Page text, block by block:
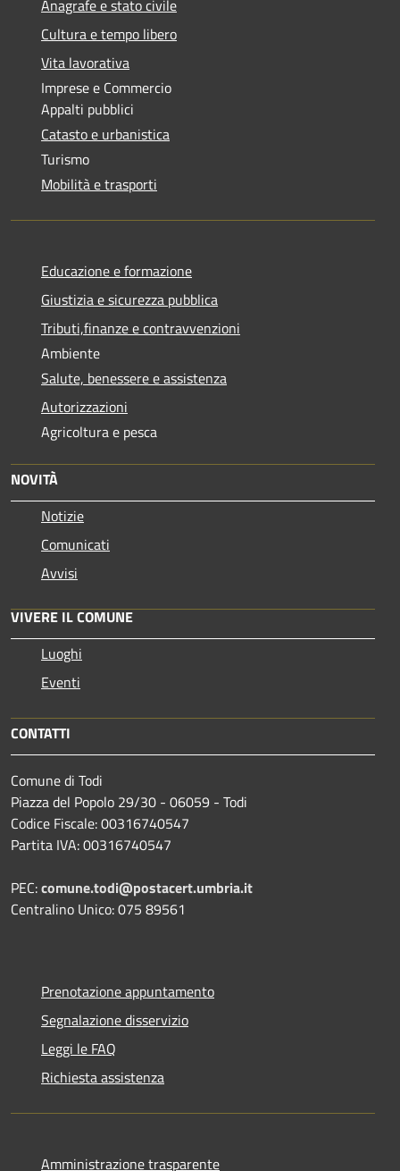
Anagrafe e stato civile
Cultura e tempo libero
Vita lavorativa
Imprese e Commercio
Appalti pubblici
Catasto e urbanistica
Turismo
Mobilità e trasporti
Educazione e formazione
Giustizia e sicurezza pubblica
Tributi,finanze e contravvenzioni
Ambiente
Salute, benessere e assistenza
Autorizzazioni
Agricoltura e pesca
NOVITÀ
Notizie
Comunicati
Avvisi
VIVERE IL COMUNE
Luoghi
Eventi
CONTATTI
Comune di Todi
Piazza del Popolo 29/30 - 06059 - Todi
Codice Fiscale: 00316740547
Partita IVA: 00316740547
PEC:comune.todi@postacert.umbria.it
Centralino Unico: 075 89561
Prenotazione appuntamento
Segnalazione disservizio
Leggi le FAQ
Richiesta assistenza
Amministrazione trasparente